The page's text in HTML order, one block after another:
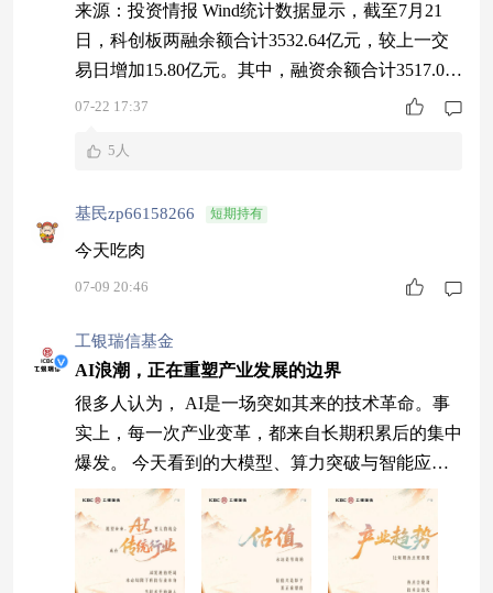
来源：投资情报 Wind统计数据显示，截至7月21
日，科创板两融余额合计3532.64亿元，较上一交
易日增加15.80亿元。其中，融资余额合计3517.03
亿元，较上一交易日增加14.42亿元；融券余额合
面上，据正观新闻，7月22日，科创板迎来开市七
上市公司、总市值超13万亿元的重要板块，多元门
槛包
07-22 17:37
5人
基民zp66158266 短期持有
今天吃肉
07-09 20:46
工银瑞信基金
AI浪潮，正在重塑产业发展的边界
很多人认为， AI是一场突如其来的技术革命。事
实上，每一次产业变革，都来自长期积累后的集中
爆发。 今天看到的大模型、算力突破与智能应
用，都只是过程中的一个节点。更加值得关注的，
是技术如何一步步改变产业，又如何重新定义未
来。当AI逐步从技术概念走向产业应用，相关投
资机会也在不断涌现。科创50ETF工银（588050）